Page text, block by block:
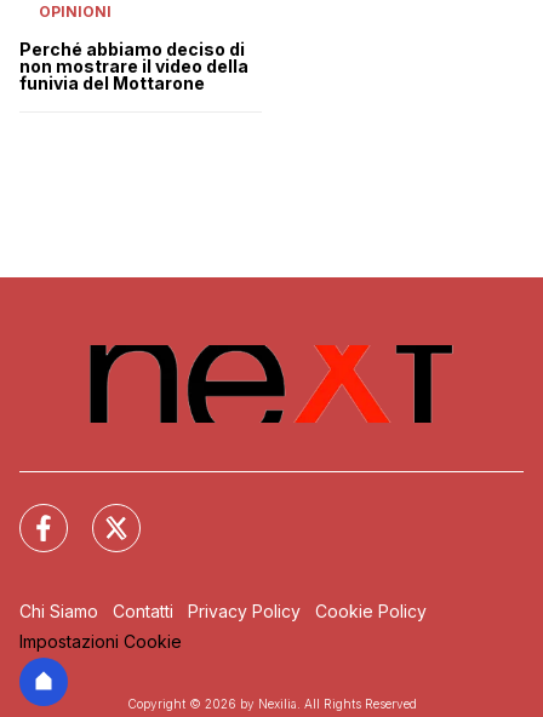
OPINIONI
Perché abbiamo deciso di
non mostrare il video della
funivia del Mottarone
Chi Siamo Contatti Privacy Policy
Cookie Policy
Impostazioni Cookie
Copyright © 2026 by Nexilia. All Rights Reserved